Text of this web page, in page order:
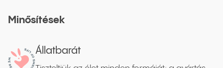
Minősítések
Állatbarát